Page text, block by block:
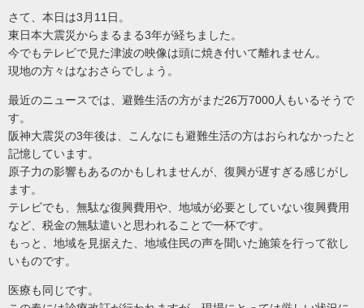
さて、本日は3月11日。
東日本大震災からまるまる3年が経ちました。
今でもテレビで見た津波の映像は頭に焼き付いて離れません。
現地の方々はなおさらでしょう。
最近のニュースでは、避難生活の方がまだ26万7000人もいるそうで
す。
阪神大震災の3年後は、こんなにも避難生活の方はおられなかったと
記憶しています。
原子力の影響もあるのかもしれませんが、復興が遅すぎる感じがし
ます。
テレビでも、無駄な復興費用や、地域が必要としていない復興費用
など、税金の無駄遣いと思われることで一杯です。
もっと、地域を見据えた、地域住民の声を聞いた施策を行って欲し
いものです。
医療も同じです。